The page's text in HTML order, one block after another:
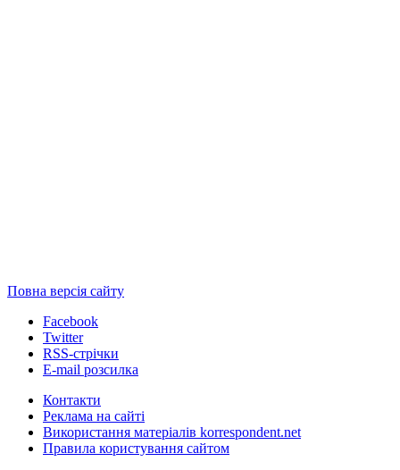
Повна версія сайту
Facebook
Twitter
RSS-стрічки
E-mail розсилка
Контакти
Реклама на сайті
Використання матеріалів korrespondent.net
Правила користування сайтом